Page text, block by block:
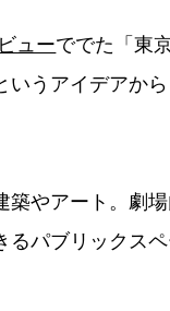
ューででた「東
うアイデアか
やアート。劇
パブリックス